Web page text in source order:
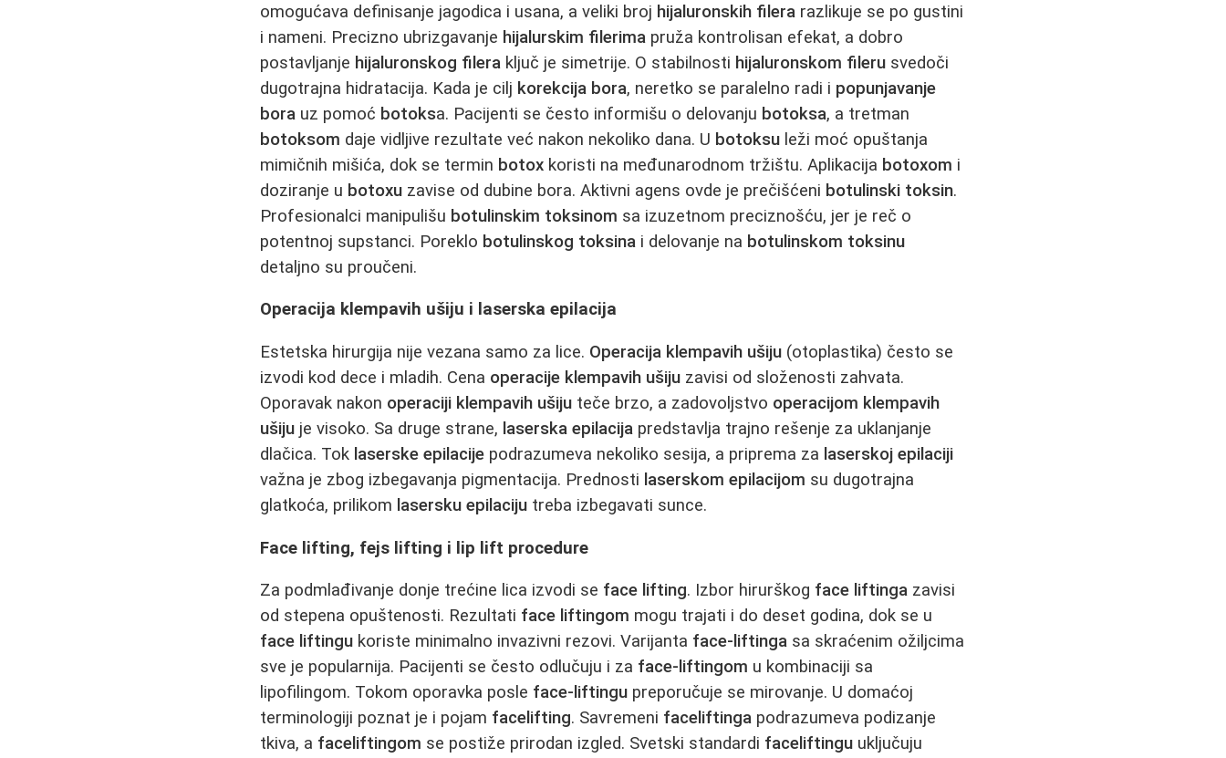
omogućava definisanje jagodica i usana, a veliki broj hijaluronskih filera razlikuje se po gustini
i nameni. Precizno ubrizgavanje hijalurskim filerima pruža kontrolisan efekat, a dobro
postavljanje hijaluronskog filera ključ je simetrije. O stabilnosti hijaluronskom fileru svedoči
dugotrajna hidratacija. Kada je cilj korekcija bora, neretko se paralelno radi i popunjavanje
bora uz pomoć botoksa. Pacijenti se često informišu o delovanju botoksa, a tretman
botoksom daje vidljive rezultate već nakon nekoliko dana. U botoksu leži moć opuštanja
mimičnih mišića, dok se termin botox koristi na međunarodnom tržištu. Aplikacija botoxom i
doziranje u botoxu zavise od dubine bora. Aktivni agens ovde je prečišćeni botulinski toksin.
Profesionalci manipulišu botulinskim toksinom sa izuzetnom preciznošću, jer je reč o
potentnoj supstanci. Poreklo botulinskog toksina i delovanje na botulinskom toksinu
detaljno su proučeni.
Operacija klempavih ušiju i laserska epilacija
Estetska hirurgija nije vezana samo za lice. Operacija klempavih ušiju (otoplastika) često se
izvodi kod dece i mladih. Cena operacije klempavih ušiju zavisi od složenosti zahvata.
Oporavak nakon operaciji klempavih ušiju teče brzo, a zadovoljstvo operacijom klempavih
ušiju je visoko. Sa druge strane, laserska epilacija predstavlja trajno rešenje za uklanjanje
dlačica. Tok laserske epilacije podrazumeva nekoliko sesija, a priprema za laserskoj epilaciji
važna je zbog izbegavanja pigmentacija. Prednosti laserskom epilacijom su dugotrajna
glatkoća, prilikom lasersku epilaciju treba izbegavati sunce.
Face lifting, fejs lifting i lip lift procedure
Za podmlađivanje donje trećine lica izvodi se face lifting. Izbor hirurškog face liftinga zavisi
od stepena opuštenosti. Rezultati face liftingom mogu trajati i do deset godina, dok se u
face liftingu koriste minimalno invazivni rezovi. Varijanta face-liftinga sa skraćenim ožiljcima
sve je popularnija. Pacijenti se često odlučuju i za face-liftingom u kombinaciji sa
lipofilingom. Tokom oporavka posle face-liftingu preporučuje se mirovanje. U domaćoj
terminologiji poznat je i pojam facelifting. Savremeni faceliftinga podrazumeva podizanje
tkiva, a faceliftingom se postiže prirodan izgled. Svetski standardi faceliftingu uključuju